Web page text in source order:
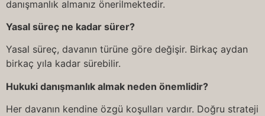
danışmanlık almanız önerilmektedir.
Yasal süreç ne kadar sürer?
Yasal süreç, davanın türüne göre değişir. Birkaç aydan
birkaç yıla kadar sürebilir.
Hukuki danışmanlık almak neden önemlidir?
Her davanın kendine özgü koşulları vardır. Doğru strateji